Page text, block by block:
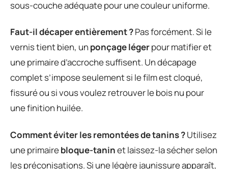
sous-couche adéquate pour une couleur uniforme.
Faut-il décaper entièrement ?Pas forcément. Si le
vernis tient bien, un ponçage légerpour matifier et
une primaire d’accroche suffisent. Un décapage
complet s’impose seulement si le film est cloqué,
fissuré ou si vous voulez retrouver le bois nu pour
une finition huilée.
Comment éviter les remontées de tanins ?Utilisez
une primairebloque-taninet laissez-la sécher selon
les préconisations. Si une légère jaunissure apparaît,